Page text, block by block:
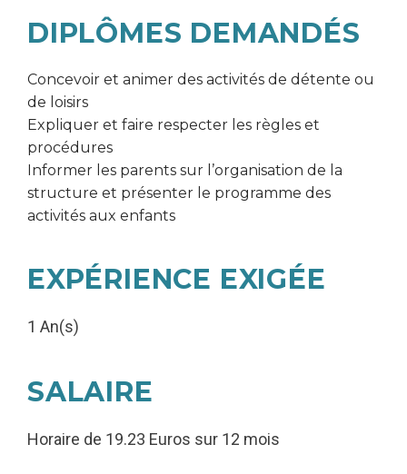
DIPLÔMES DEMANDÉS
Concevoir et animer des activités de détente ou
de loisirs
Expliquer et faire respecter les règles et
procédures
Informer les parents sur l’organisation de la
structure et présenter le programme des
activités aux enfants
EXPÉRIENCE EXIGÉE
1 An(s)
SALAIRE
Horaire de 19.23 Euros sur 12 mois